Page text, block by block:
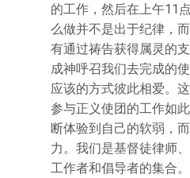
的工作，然后在上午11
么做并不是出于纪律，
有通过祷告获得属灵的
成神呼召我们去完成的
应该的方式彼此相爱。
参与正义使团的工作如
断体验到自己的软弱，
力。我们是基督徒律师
工作者和倡导者的集合